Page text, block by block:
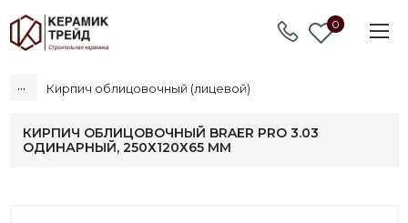
0
... Кирпич облицовочный (лицевой)
КИРПИЧ ОБЛИЦОВОЧНЫЙ BRAER PRO 3.03
ОДИНАРНЫЙ, 250Х120Х65 ММ